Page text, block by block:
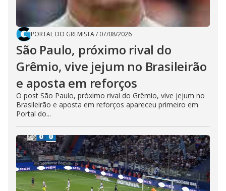
PORTAL DO GREMISTA/ 07/08/2026
São Paulo, próximo rival do
Grêmio, vive jejum no Brasileirão
e aposta em reforços
O post São Paulo, próximo rival do Grêmio, vive jejum no
Brasileirão e aposta em reforços apareceu primeiro em
Portal do...